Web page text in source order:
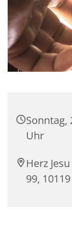
Sonntag,
Uhr
Herz
99,